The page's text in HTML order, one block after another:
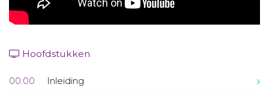
Hoofdstukken
00:00 Inleiding